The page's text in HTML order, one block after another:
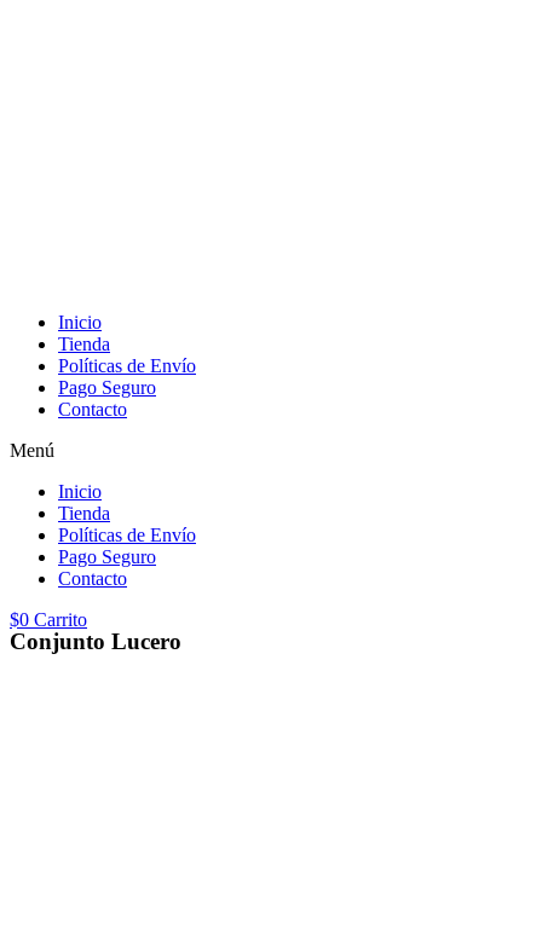
Inicio
Tienda
Políticas de Envío
Pago Seguro
Contacto
Menú
Inicio
Tienda
Políticas de Envío
Pago Seguro
Contacto
$0 Carrito
Conjunto Lucero